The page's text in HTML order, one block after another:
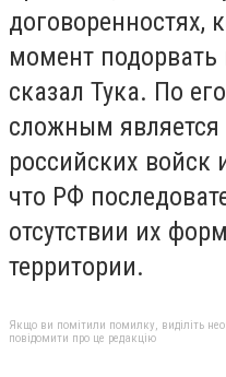
договоренностях,
момент подорвать
сказал Тука. По
сложным
российских войск
что РФ
отсутствии их
территории.
Якщо ви помітили помилку, виділіть
повідомити про це редакцію